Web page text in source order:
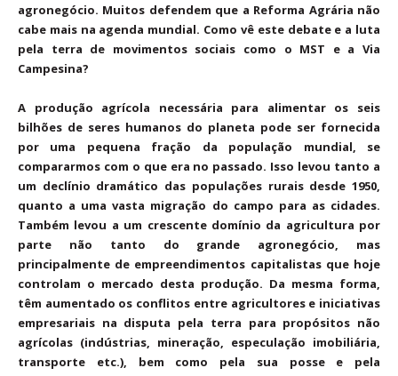
agronegócio. Muitos defendem que a Reforma Agrária não
cabe mais na agenda mundial. Como vê este debate e a luta
pela terra de movimentos sociais como o MST e a Via
Campesina?
A produção agrícola necessária para alimentar os seis
bilhões de seres humanos do planeta pode ser fornecida
por uma pequena fração da população mundial, se
compararmos com o que era no passado. Isso levou tanto a
um declínio dramático das populações rurais desde 1950,
quanto a uma vasta migração do campo para as cidades.
Também levou a um crescente domínio da agricultura por
parte não tanto do grande agronegócio, mas
principalmente de empreendimentos capitalistas que hoje
controlam o mercado desta produção. Da mesma forma,
têm aumentado os conflitos entre agricultores e iniciativas
empresariais na disputa pela terra para propósitos não
agrícolas (indústrias, mineração, especulação imobiliária,
transporte etc.), bem como pela sua posse e pela